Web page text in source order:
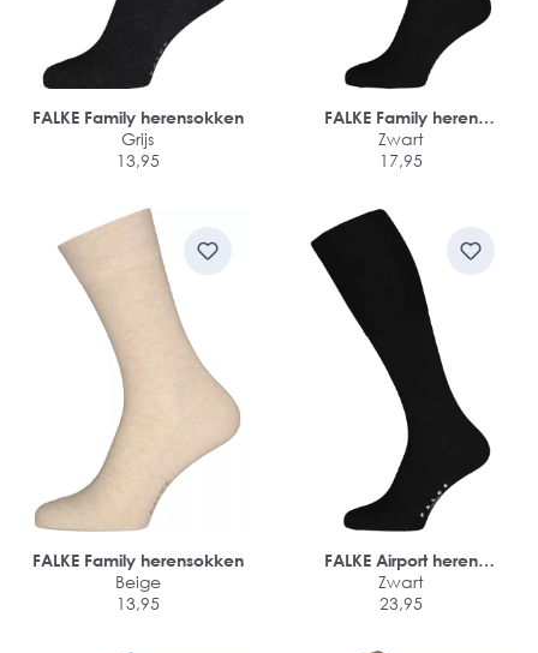
FALKE Family herensokken
Grijs
13,95
FALKE Family heren
kniekousen
Zwart
17,95
FALKE Family herensokken
Beige
13,95
FALKE Airport heren
kniekousen
Zwart
23,95